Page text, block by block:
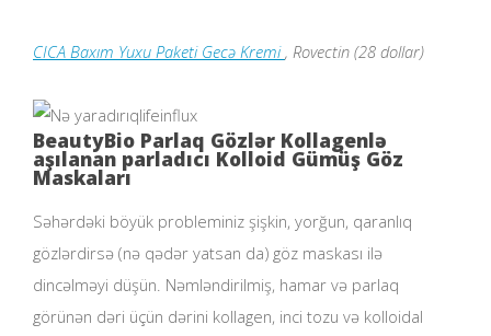
CICA Baxım Yuxu Paketi Gecə Kremi , Rovectin (28 dollar)
lifeinflux
BeautyBio Parlaq Gözlər Kollagenlə
aşılanan parladıcı Kolloid Gümüş Göz
Maskaları
Səhərdəki böyük probleminiz şişkin, yorğun, qaranlıq
gözlərdirsə (nə qədər yatsan da) göz maskası ilə
dincəlməyi düşün. Nəmləndirilmiş, hamar və parlaq
görünən dəri üçün dərini kollagen, inci tozu və kolloidal